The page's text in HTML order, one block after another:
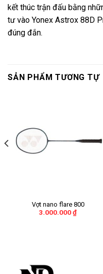
kết thúc trận đấu bằng
tư vào Yonex Astrox 88D
đúng đắn.
SẢN PHẨM TƯƠNG TỰ
Vợt nano flare 800
3.000.000₫